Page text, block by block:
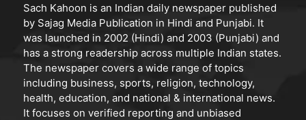
Sach Kahoon is an Indian daily newspaper published
by Sajag Media Publication in Hindi and Punjabi. It
was launched in 2002 (Hindi) and 2003 (Punjabi) and
has a strong readership across multiple Indian states.
The newspaper covers a wide range of topics
including business, sports, religion, technology,
health, education, and national & international news.
It focuses on verified reporting and unbiased